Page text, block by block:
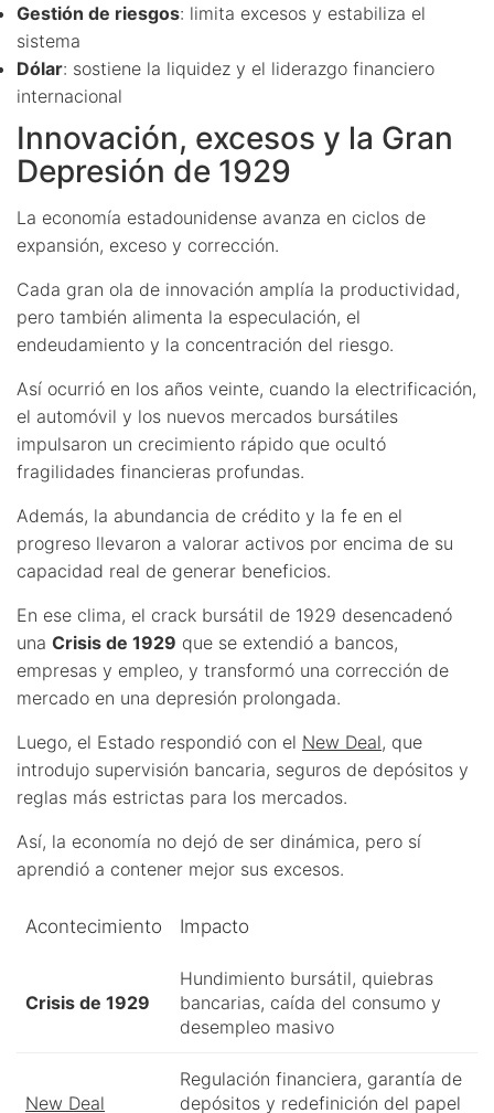
Gestión de riesgos: limita excesos y estabiliza el
sistema
Dólar: sostiene la liquidez y el liderazgo financiero
internacional
Innovación, excesos y la Gran
Depresión de 1929
La economía estadounidense avanza en ciclos de
expansión, exceso y corrección.
Cada gran ola de innovación amplía la productividad,
pero también alimenta la especulación, el
endeudamiento y la concentración del riesgo.
Así ocurrió en los años veinte, cuando la electrificación,
el automóvil y los nuevos mercados bursátiles
impulsaron un crecimiento rápido que ocultó
fragilidades financieras profundas.
Además, la abundancia de crédito y la fe en el
progreso llevaron a valorar activos por encima de su
capacidad real de generar beneficios.
En ese clima, el crack bursátil de 1929 desencadenó
una Crisis de 1929 que se extendió a bancos,
empresas y empleo, y transformó una corrección de
mercado en una depresión prolongada.
Luego, el Estado respondió con el New Deal, que
introdujo supervisión bancaria, seguros de depósitos y
reglas más estrictas para los mercados.
Así, la economía no dejó de ser dinámica, pero sí
aprendió a contener mejor sus excesos.
Acontecimiento Impacto
Crisis de 1929
Hundimiento bursátil, quiebras
bancarias, caída del consumo y
desempleo masivo
New Deal
Regulación financiera, garantía de
depósitos y redefinición del papel